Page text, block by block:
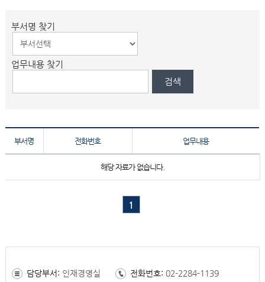
부서명 찾기
업무내용 찾기
부서명 전화번호 업무내용
해당 자료가 없습니다.
1
담당부서: 인재경영실 전화번호: 02-2284-1139